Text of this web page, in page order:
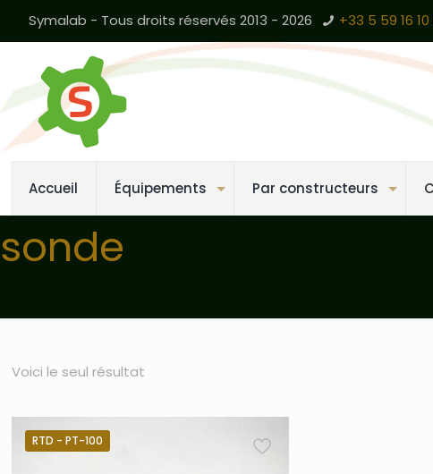
Symalab - Tous droits réservés 2013 - 2026 +33 5 59 16 10
Accueil Équipements Par constructeurs
sonde
Voici le seul résultat
RTD - PT-100